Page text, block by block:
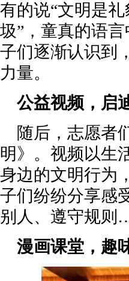
有的说“文明是
圾”，童真的语
子们逐渐认识到
力量。
公益视频，启
随后，志愿者
明》。视频以生
身边的文明行为
子们纷纷分享感
别人、遵守规
漫画课堂，趣